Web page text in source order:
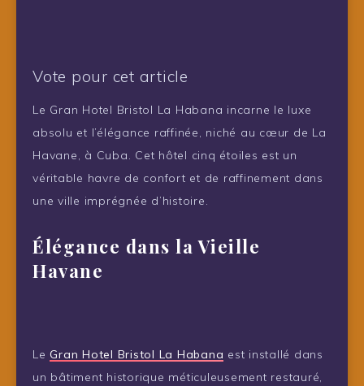
Vote pour cet article
Le Gran Hotel Bristol La Habana incarne le luxe
absolu et l’élégance raffinée, niché au cœur de La
Havane, à Cuba. Cet hôtel cinq étoiles est un
véritable havre de confort et de raffinement dans
une ville imprégnée d’histoire.
Élégance dans la Vieille
Havane
Le Gran Hotel Bristol La Habana est installé dans
un bâtiment historique méticuleusement restauré,